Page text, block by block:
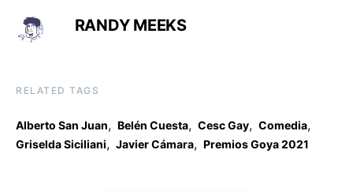
RANDY MEEKS
RELATED TAGS
Alberto San Juan, Belén Cuesta, Cesc Gay, Comedia,
Griselda Siciliani, Javier Cámara, Premios Goya 2021